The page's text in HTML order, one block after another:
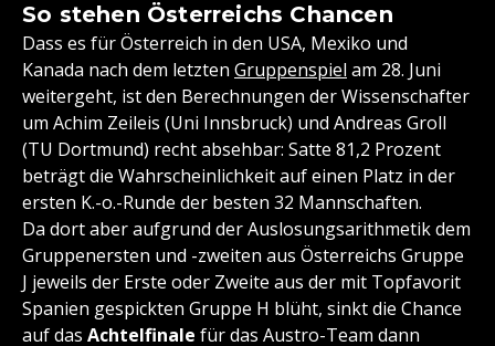
So stehen Österreichs Chancen
Dass es für Österreich in den USA, Mexiko und
Kanada nach dem letzten Gruppenspiel am 28. Juni
weitergeht, ist den Berechnungen der Wissenschafter
um Achim Zeileis (Uni Innsbruck) und Andreas Groll
(TU Dortmund) recht absehbar: Satte 81,2 Prozent
beträgt die Wahrscheinlichkeit auf einen Platz in der
ersten K.-o.-Runde der besten 32 Mannschaften.
Da dort aber aufgrund der Auslosungsarithmetik dem
Gruppenersten und -zweiten aus Österreichs Gruppe
J jeweils der Erste oder Zweite aus der mit Topfavorit
Spanien gespickten Gruppe H blüht, sinkt die Chance
auf das Achtelfinale für das Austro-Team dann